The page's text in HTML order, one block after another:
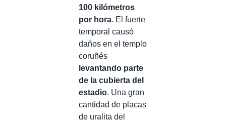
100 kilómetros
por hora. El fuerte
temporal causó
daños en el templo
coruñés
levantando parte
de la cubierta del
estadio. Una gran
cantidad de placas
de uralita del